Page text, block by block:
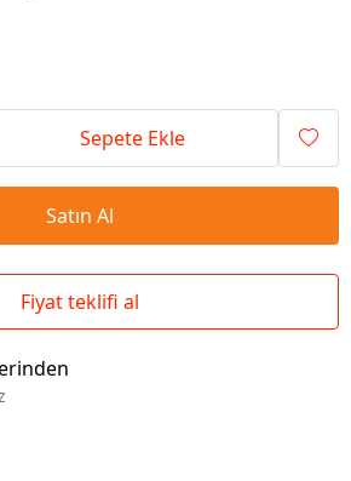
Sepete Ekle
Satın Al
Fiyat teklifi al